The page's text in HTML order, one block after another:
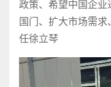
政策、希望中国企
国门、扩大市场需
任徐立琴
视